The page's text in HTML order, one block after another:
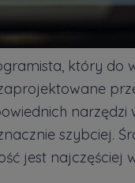
który do
narzędzi
szybciej.
jest najczęściej